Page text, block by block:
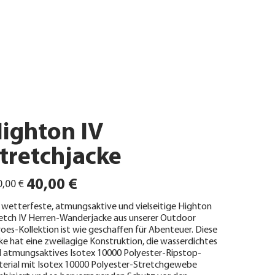
IV
€ Angebotspreis
40,00 €
wetterfeste, atmungsaktive und vielseitige Highton
IV Herren-Wanderjacke aus unserer Outdoor
Kollektion ist wie geschaffen für Abenteuer. Diese
hat eine zweilagige Konstruktion, die wasserdichtes
atmungsaktives Isotex 10000 Polyester-Ripstop-
mit Isotex 10000 Polyester-Stretchgewebe